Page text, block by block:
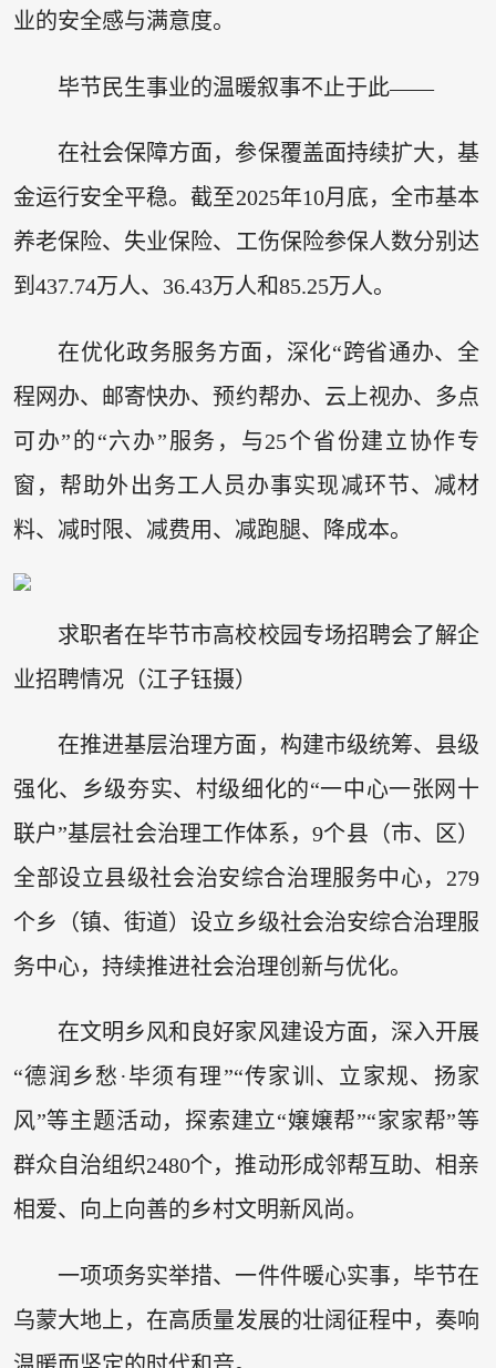
业的安全感与满意度。
毕节民生事业的温暖叙事不止于此——
在社会保障方面，参保覆盖面持续扩大，基
金运行安全平稳。截至2025年10月底，全市基本
养老保险、失业保险、工伤保险参保人数分别达
到437.74万人、36.43万人和85.25万人。
在优化政务服务方面，深化“跨省通办、全
程网办、邮寄快办、预约帮办、云上视办、多点
可办”的“六办”服务，与25个省份建立协作专
窗，帮助外出务工人员办事实现减环节、减材
料、减时限、减费用、减跑腿、降成本。
求职者在毕节市高校校园专场招聘会了解企
业招聘情况（江子钰摄）
在推进基层治理方面，构建市级统筹、县级
强化、乡级夯实、村级细化的“一中心一张网十
联户”基层社会治理工作体系，9个县（市、区）
全部设立县级社会治安综合治理服务中心，279
个乡（镇、街道）设立乡级社会治安综合治理服
务中心，持续推进社会治理创新与优化。
在文明乡风和良好家风建设方面，深入开展
“德润乡愁·毕须有理”“传家训、立家规、扬家
风”等主题活动，探索建立“嬢嬢帮”“家家帮”等
群众自治组织2480个，推动形成邻帮互助、相亲
相爱、向上向善的乡村文明新风尚。
一项项务实举措、一件件暖心实事，毕节在
乌蒙大地上，在高质量发展的壮阔征程中，奏响